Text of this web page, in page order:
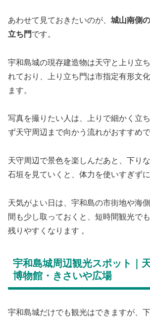
あわせて見ておきたいのが、 城山南側
立ち門です。
宇和島城の現存建造物は天守と上り立
れており、上り立ち門は市指定有形文
ます。
写真を撮りたい人は、上りで細かく立
ず天守周辺まで向かう流れがおすすめで
天守周辺で景色を楽しんだあと、下り
石垣を見ていくと、体力を使いすぎずに
天気がよい日は、宇和島の市街地や海
間も少し取っておくと、短時間観光で
残りやすくなります 。
宇和島城周辺観光スポット｜
博物館・きさいや広場
宇和島城だけでも観光はできますが、